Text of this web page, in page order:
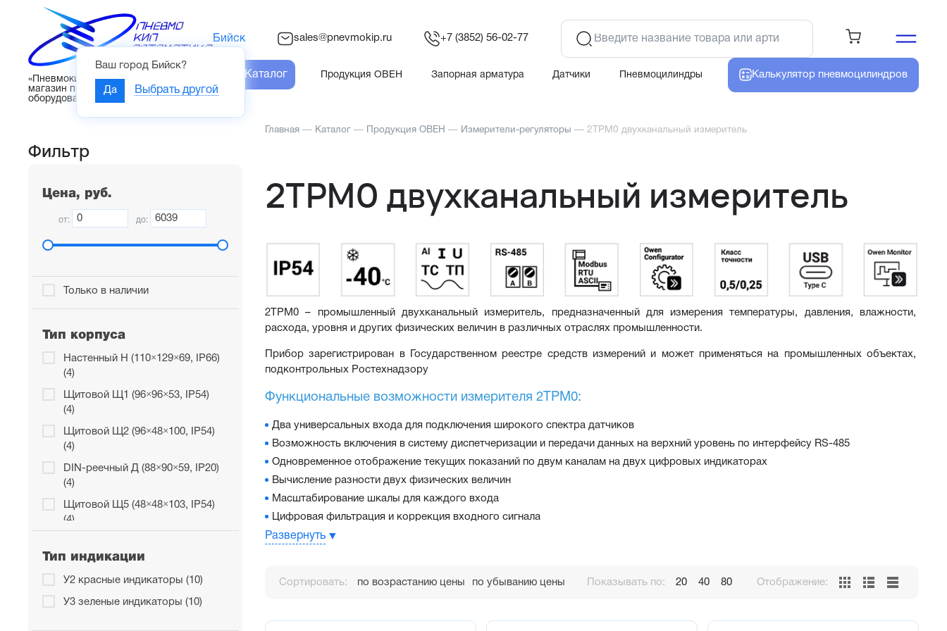
«Пневмокипавтоматика» – интернет-
магазин промышленного
оборудования
Бийск
Ваш город Бийск?
Да Выбрать другой
sales@pnevmokip.ru +7 (3852) 56-02-77
Каталог Продукция ОВЕН Запорная арматура Датчики Пневмоцилиндры Калькулятор пневмоцилиндров
Фильтр
Цена, руб.
от: до:
Только в наличии
Тип корпуса
Настенный Н (110×129×69, IP66)
(4)
Щитовой Щ1 (96×96×53, IP54)
(4)
Щитовой Щ2 (96×48×100, IP54)
(4)
DIN-реечный Д (88×90×59, IP20)
(4)
Щитовой Щ5 (48×48×103, IP54)
(4)
Тип индикации
У2 красные индикаторы (10)
У3 зеленые индикаторы (10)
Главная — Каталог — Продукция ОВЕН — Измерители-регуляторы — 2ТРМ0 двухканальный измеритель
2ТРМ0 двухканальный измеритель
2ТРМ0 – промышленный двухканальный измеритель, предназначенный для измерения температуры, давления, влажности,
расхода, уровня и других физических величин в различных отраслях промышленности.
Прибор зарегистрирован в Государственном реестре средств измерений и может применяться на промышленных объектах,
подконтрольных Ростехнадзору
Функциональные возможности измерителя 2ТРМ0:
Два универсальных входа для подключения широкого спектра датчиков
Возможность включения в систему диспетчеризации и передачи данных на верхний уровень по интерфейсу RS-485
Одновременное отображение текущих показаний по двум каналам на двух цифровых индикаторах
Вычисление разности двух физических величин
Масштабирование шкалы для каждого входа
Цифровая фильтрация и коррекция входного сигнала
Преимущества измерителя 2ТРМ0:
Универсальное питание позволяет прибору работать как от сети 230В переменного тока, так и от слаботочной сети с номиналом
Монтаж
Развернуть
Сортировать: по возрастанию цены по убыванию цены Показывать по: 20 40 80 Отображение: